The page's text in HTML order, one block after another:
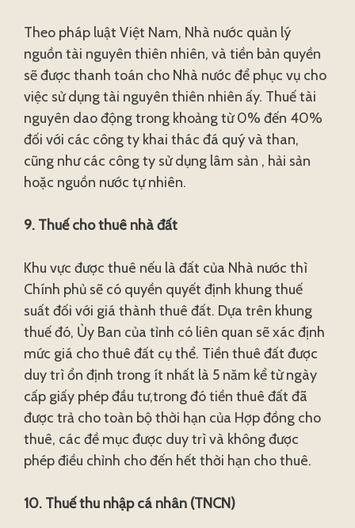
Theo pháp luật Việt Nam, Nhà nước quản lý
nguồn tài nguyên thiên nhiên, và tiền bản quyền
sẽ được thanh toán cho Nhà nước để phục vụ cho
việc sử dụng tài nguyên thiên nhiên ấy. Thuế tài
nguyên dao động trong khoảng từ 0% đến 40%
đối với các công ty khai thác đá quý và than,
cũng như các công ty sử dụng lâm sản , hải sản
hoặc nguồn nước tự nhiên.
9. Thuế cho thuê nhà đất
Khu vực được thuê nếu là đất của Nhà nước thì
Chính phủ sẽ có quyền quyết định khung thuế
suất đối với giá thành thuê đất. Dựa trên khung
thuế đó, Ủy Ban của tỉnh có liên quan sẽ xác định
mức giá cho thuê đất cụ thể. Tiền thuê đất được
duy trì ổn định trong ít nhất là 5 năm kể từ ngày
cấp giấy phép đầu tư,trong đó tiền thuê đất đã
được trả cho toàn bộ thời hạn của Hợp đồng cho
thuê, các đề mục được duy trì và không được
phép điều chỉnh cho đến hết thời hạn cho thuê.
10. Thuế thu nhập cá nhân (TNCN)